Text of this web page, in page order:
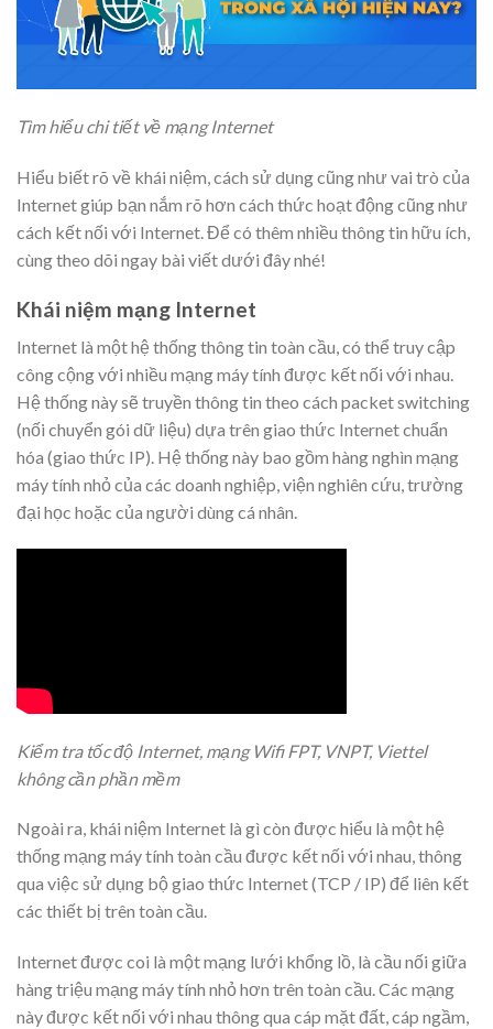
Tìm hiểu chi tiết về mạng Internet
Hiểu biết rõ về khái niệm, cách sử dụng cũng như vai trò của
Internet giúp bạn nắm rõ hơn cách thức hoạt động cũng như
cách kết nối với Internet. Để có thêm nhiều thông tin hữu ích,
cùng theo dõi ngay bài viết dưới đây nhé!
Khái niệm mạng Internet
Internet là một hệ thống thông tin toàn cầu, có thể truy cập
công cộng với nhiều mạng máy tính được kết nối với nhau.
Hệ thống này sẽ truyền thông tin theo cách packet switching
(nối chuyển gói dữ liệu) dựa trên giao thức Internet chuẩn
hóa (giao thức IP). Hệ thống này bao gồm hàng nghìn mạng
máy tính nhỏ của các doanh nghiệp, viện nghiên cứu, trường
đại học hoặc của người dùng cá nhân.
Kiểm tra tốc độ Internet, mạng Wifi FPT, VNPT, Viettel
không cần phần mềm
Ngoài ra, khái niệm Internet là gì còn được hiểu là một hệ
thống mạng máy tính toàn cầu được kết nối với nhau, thông
qua việc sử dụng bộ giao thức Internet (TCP / IP) để liên kết
các thiết bị trên toàn cầu.
Internet được coi là một mạng lưới khổng lồ, là cầu nối giữa
hàng triệu mạng máy tính nhỏ hơn trên toàn cầu. Các mạng
này được kết nối với nhau thông qua cáp mặt đất, cáp ngầm,